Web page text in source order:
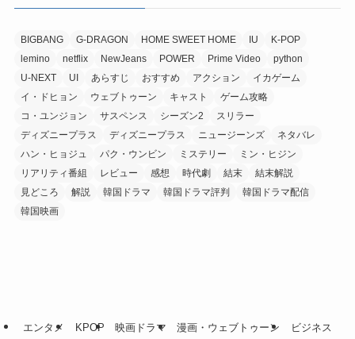
BIGBANG G-DRAGON HOME SWEET HOME IU
K-POP
lemino
netflix NewJeans POWER Prime Video
python
U-NEXT
UI あらすじ おすすめ アクション
イカゲーム
イ・ドヒョン
ウェブトゥーン キャスト
ゲーム攻略
コ・ユンジョン
サスペンス シーズン2
スリラー
ディズニープラス
ディズニープラス ニュージーンズ
ネタバレ
ハン・ヒョジュ
パク・ウンビン ミステリー
ミン・ヒジン
リアリティ番組
レビュー 感想 時代劇 結末
結末解説
見どころ
解説 韓国ドラマ 韓国ドラマ評判
韓国ドラマ配信
韓国映画
エンタメ KPOP 映画ドラマ 漫画・ウェブトゥーン ビジネス